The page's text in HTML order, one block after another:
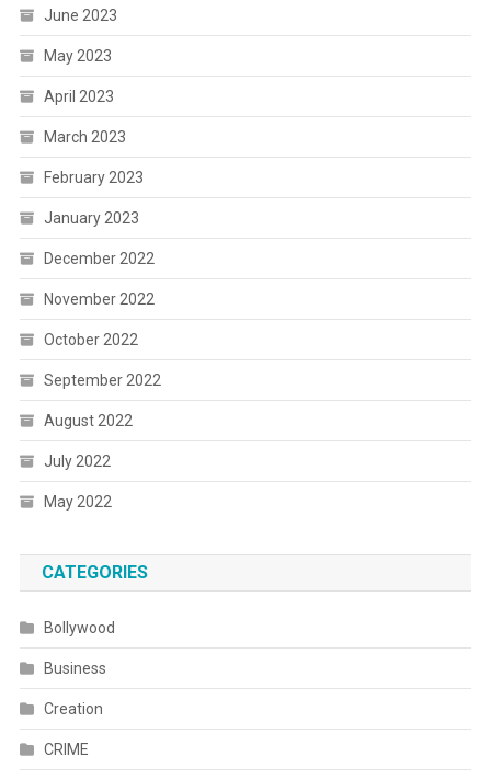
June 2023
May 2023
April 2023
March 2023
February 2023
January 2023
December 2022
November 2022
October 2022
September 2022
August 2022
July 2022
May 2022
CATEGORIES
Bollywood
Business
Creation
CRIME